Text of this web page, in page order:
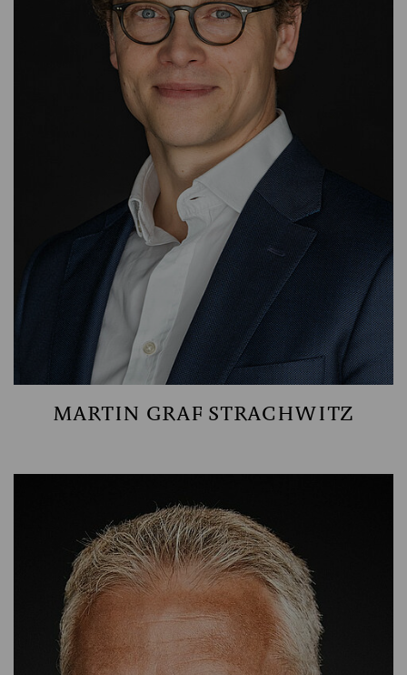
MANAGING DIRECTOR
SARA FUND MANAGEMENT
MARTIN GRAF STRACHWITZ